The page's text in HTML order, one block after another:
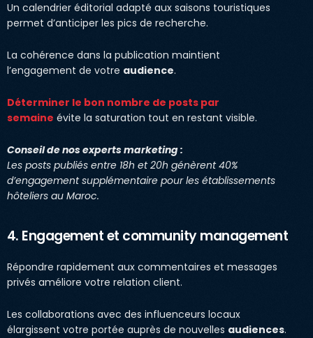
Un calendrier éditorial adapté aux saisons touristiques
permet d’anticiper les pics de recherche.
La cohérence dans la publication maintient
l’engagement de votre audience.
Déterminer le bon nombre de posts par
semaine évite la saturation tout en restant visible.
Conseil de nos experts marketing :
Les posts publiés entre 18h et 20h génèrent 40%
d’engagement supplémentaire pour les établissements
hôteliers au Maroc.
4. Engagement et community management
Répondre rapidement aux commentaires et messages
privés améliore votre relation client.
Les collaborations avec des influenceurs locaux
élargissent votre portée auprès de nouvelles audiences.